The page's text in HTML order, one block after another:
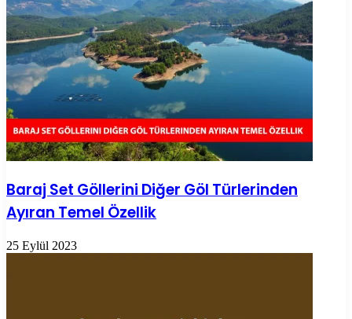
Baraj Set Göllerini Diğer Göl Türlerinden
Ayıran Temel Özellik
25 Eylül 2023